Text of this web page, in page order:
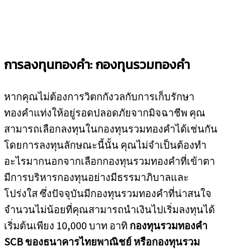
การลงทุนทองคำ: กองทุนรวมทองคำ
หากคุณไม่ต้องการวิตกกังวลกับการเก็บรักษา
ทองคำแท่งให้อยู่รอดปลอดภัยจากมิจฉาชีพ คุณ
สามารถเลือกลงทุนในกองทุนรวมทองคำได้เช่นกัน
โดยการลงทุนลักษณะนี้นั้น คุณไม่จำเป็นต้องทำ
อะไรมากนอกจากเลือกกองทุนรวมทองคำที่เข้าตา
มีการบริหารกองทุนอย่างมีธรรมาภิบาลและ
โปร่งใส ซึ่งปัจจุบันมีกองทุนรวมทองคำที่น่าสนใจ
จำนวนไม่น้อยที่คุณสามารถนำเงินไปเริ่มลงทุนได้
เริ่มต้นเพียง 10,000 บาท อาทิ กองทุนรวมทองคำ
SCB ของธนาคารไทยพาณิชย์ หรือกองทุนรวม